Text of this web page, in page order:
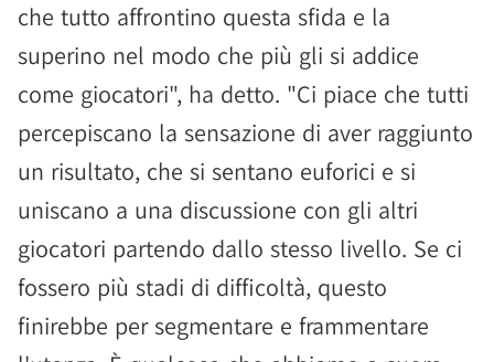
che tutto affrontino questa sfida e la
superino nel modo che più gli si addice
come giocatori", ha detto. "Ci piace che tutti
percepiscano la sensazione di aver raggiunto
un risultato, che si sentano euforici e si
uniscano a una discussione con gli altri
giocatori partendo dallo stesso livello. Se ci
fossero più stadi di difficoltà, questo
finirebbe per segmentare e frammentare